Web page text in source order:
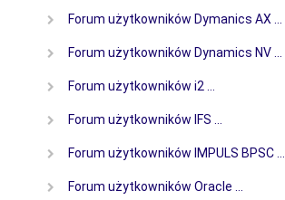
Forum użytkowników Dymanics AX …
Forum użytkowników Dynamics NV …
Forum użytkowników i2 …
Forum użytkowników IFS …
Forum użytkowników IMPULS BPSC …
Forum użytkowników Oracle …